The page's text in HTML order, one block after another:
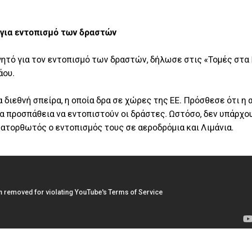
εντοπισμό των δραστών
για τον εντοπισμό των δραστών, δήλωσε στις «Τομές στα
σπείρα, η οποία δρα σε χώρες της ΕΕ. Πρόσθεσε ότι η
προσπάθεια να εντοπιστούν οι δράστες. Ωστόσο, δεν
ο εντοπισμός τους σε αεροδρόμια και Λιμάνια.